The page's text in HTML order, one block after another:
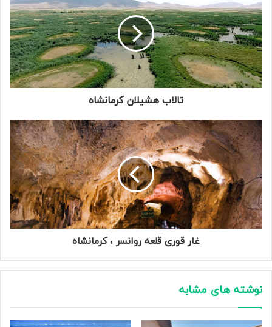
تالاب هشیلان کرمانشاه
غار قوری قلعه روانسر ، کرمانشاه
نوشته های مشابه